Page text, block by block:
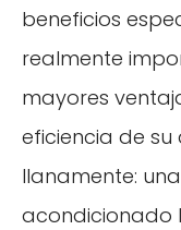
beneficios
realmente
mayores
eficiencia de
llanamente:
acondicionado